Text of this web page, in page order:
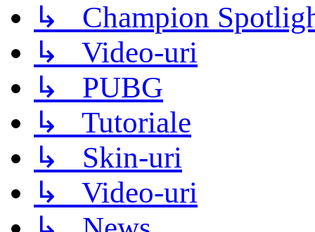
↳ Champion
↳ Video-uri
↳ PUBG
↳ Tutoriale
↳ Skin-uri
↳ Video-uri